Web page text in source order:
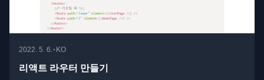
2022. 5. 6.• KO
리액트 라우터 만들기